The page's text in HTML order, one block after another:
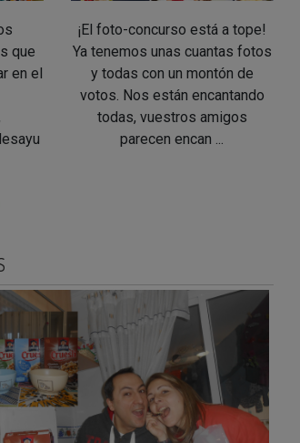
que
en el
¡El foto-concurso está a tope!
Ya tenemos unas cuantas fotos
y todas con un montón de
votos. Nos están encantando
todas, vuestros amigos
parecen encan ...